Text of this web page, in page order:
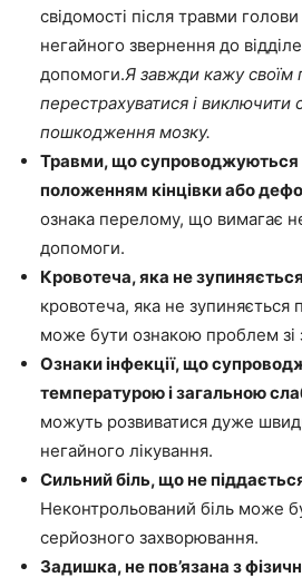
свідомості після травми
негайного звернення до
допомоги.Я завжди кажу своїм
перестрахуватися і виключити
пошкодження мозку.
Травми, що супроводжуються
положенням кінцівки або
ознака перелому, що вимагає
допомоги.
Кровотеча, яка не
кровотеча, яка не зупиняється
може бути ознакою проблем зі
Ознаки інфекції, що
температурою і загальною
можуть розвиватися дуже
негайного лікування.
Сильний біль, що не
Неконтрольований біль може
серйозного захворювання.
Задишка, не пов’язана з